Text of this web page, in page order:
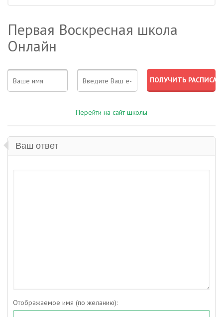
Первая Воскресная школа
Онлайн
Перейти на сайт школы
Ваш ответ
Отображаемое имя (по желанию):